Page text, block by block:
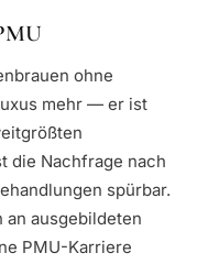
ohne
mehr — er ist
die Nachfrage nach
spürbar.
ausgebildeten
PMU-Karriere